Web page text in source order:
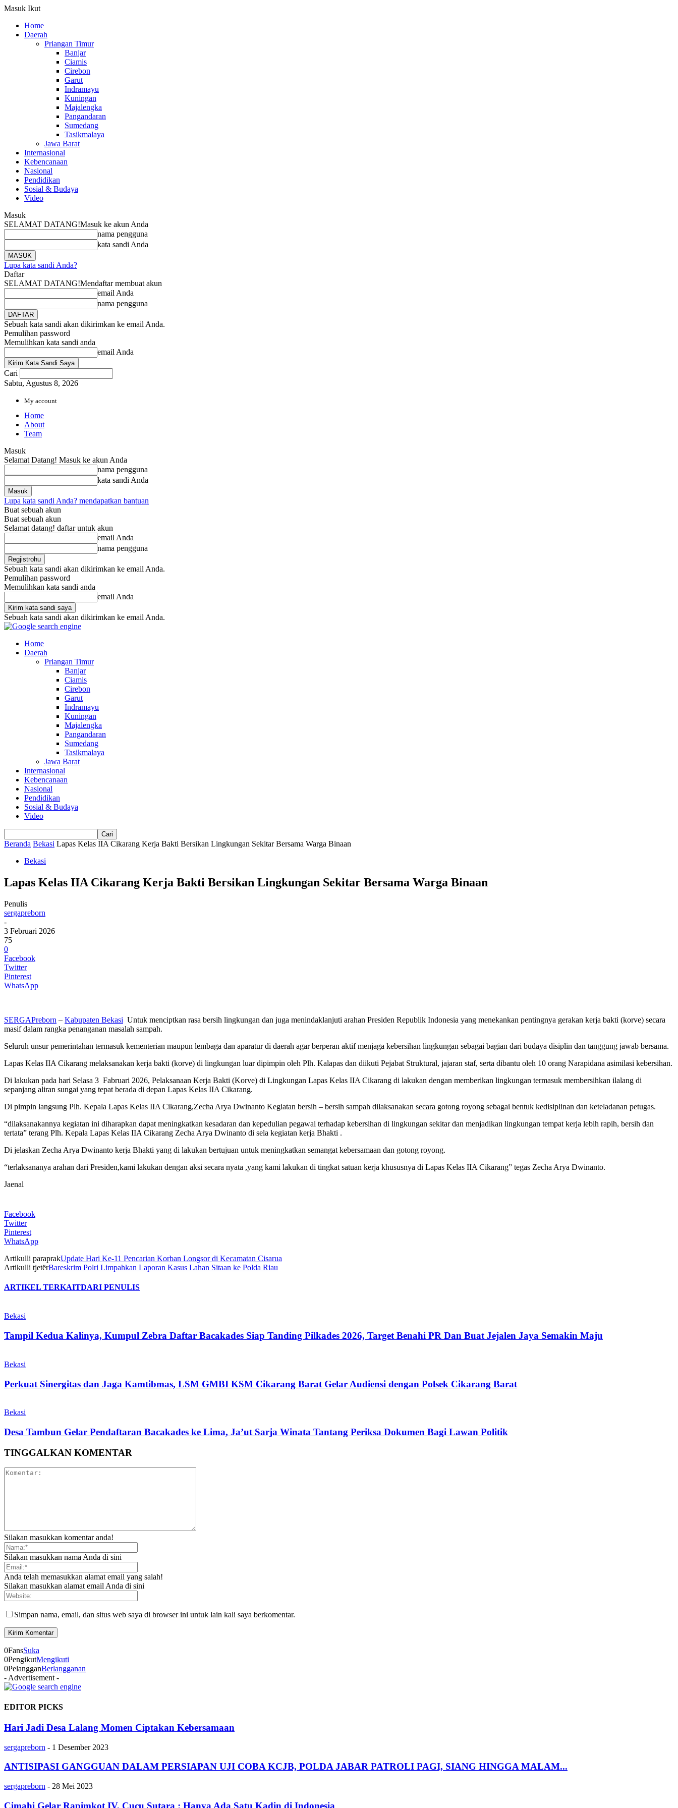
Masuk Ikut
Home
Daerah
Priangan Timur
Banjar
Ciamis
Cirebon
Garut
Indramayu
Kuningan
Majalengka
Pangandaran
Sumedang
Tasikmalaya
Jawa Barat
Internasional
Kebencanaan
Nasional
Pendidikan
Sosial & Budaya
Video
Masuk
SELAMAT DATANG!Masuk ke akun Anda
nama pengguna
kata sandi Anda
Lupa kata sandi Anda?
Daftar
SELAMAT DATANG!Mendaftar membuat akun
email Anda
nama pengguna
Sebuah kata sandi akan dikirimkan ke email Anda.
Pemulihan password
Memulihkan kata sandi anda
email Anda
Cari
Sabtu, Agustus 8, 2026
My account
Home
About
Team
Masuk
Selamat Datang! Masuk ke akun Anda
nama pengguna
kata sandi Anda
Lupa kata sandi Anda? mendapatkan bantuan
Buat sebuah akun
Buat sebuah akun
Selamat datang! daftar untuk akun
email Anda
nama pengguna
Sebuah kata sandi akan dikirimkan ke email Anda.
Pemulihan password
Memulihkan kata sandi anda
email Anda
Sebuah kata sandi akan dikirimkan ke email Anda.
Home
Daerah
Priangan Timur
Banjar
Ciamis
Cirebon
Garut
Indramayu
Kuningan
Majalengka
Pangandaran
Sumedang
Tasikmalaya
Jawa Barat
Internasional
Kebencanaan
Nasional
Pendidikan
Sosial & Budaya
Video
Beranda Bekasi Lapas Kelas IIA Cikarang Kerja Bakti Bersikan Lingkungan Sekitar Bersama Warga Binaan
Bekasi
Lapas Kelas IIA Cikarang Kerja Bakti Bersikan Lingkungan Sekitar Bersama Warga Binaan
Penulis
sergapreborn
-
3 Februari 2026
75
0
Facebook
Twitter
Pinterest
WhatsApp
SERGAPreborn – Kabupaten Bekasi Untuk menciptkan rasa bersih lingkungan dan juga menindaklanjuti arahan Presiden Republik Indonesia yang menekankan pentingnya gerakan kerja bakti (korve) secara
masif dalam rangka penanganan masalah sampah.
Seluruh unsur pemerintahan termasuk kementerian maupun lembaga dan aparatur di daerah agar berperan aktif menjaga kebersihan lingkungan sebagai bagian dari budaya disiplin dan tanggung jawab bersama.
Lapas Kelas IIA Cikarang melaksanakan kerja bakti (korve) di lingkungan luar dipimpin oleh Plh. Kalapas dan diikuti Pejabat Struktural, jajaran staf, serta dibantu oleh 10 orang Narapidana asimilasi kebersihan.
Di lakukan pada hari Selasa 3 Fabruari 2026, Pelaksanaan Kerja Bakti (Korve) di Lingkungan Lapas Kelas IIA Cikarang di lakukan dengan memberikan lingkungan termasuk membersihkan ilalang di
sepanjang aliran sungai yang tepat berada di depan Lapas Kelas IIA Cikarang.
Di pimpin langsung Plh. Kepala Lapas Kelas IIA Cikarang,Zecha Arya Dwinanto Kegiatan bersih – bersih sampah dilaksanakan secara gotong royong sebagai bentuk kedisiplinan dan keteladanan petugas.
“dilaksanakannya kegiatan ini diharapkan dapat meningkatkan kesadaran dan kepedulian pegawai terhadap kebersihan di lingkungan sekitar dan menjadikan lingkungan tempat kerja lebih rapih, bersih dan
tertata” terang Plh. Kepala Lapas Kelas IIA Cikarang Zecha Arya Dwinanto di sela kegiatan kerja Bhakti .
Di jelaskan Zecha Arya Dwinanto kerja Bhakti yang di lakukan bertujuan untuk meningkatkan semangat kebersamaan dan gotong royong.
“terlaksananya arahan dari Presiden,kami lakukan dengan aksi secara nyata ,yang kami lakukan di tingkat satuan kerja khususnya di Lapas Kelas IIA Cikarang” tegas Zecha Arya Dwinanto.
Jaenal
Facebook
Twitter
Pinterest
WhatsApp
Artikulli paraprakUpdate Hari Ke-11 Pencarian Korban Longsor di Kecamatan Cisarua
Artikulli tjetërBareskrim Polri Limpahkan Laporan Kasus Lahan Sitaan ke Polda Riau
ARTIKEL TERKAITDARI PENULIS
Bekasi
Tampil Kedua Kalinya, Kumpul Zebra Daftar Bacakades Siap Tanding Pilkades 2026, Target Benahi PR Dan Buat Jejalen Jaya Semakin Maju
Bekasi
Perkuat Sinergitas dan Jaga Kamtibmas, LSM GMBI KSM Cikarang Barat Gelar Audiensi dengan Polsek Cikarang Barat
Bekasi
Desa Tambun Gelar Pendaftaran Bacakades ke Lima, Ja’ut Sarja Winata Tantang Periksa Dokumen Bagi Lawan Politik
TINGGALKAN KOMENTAR
Silakan masukkan komentar anda!
Silakan masukkan nama Anda di sini
Anda telah memasukkan alamat email yang salah!
Silakan masukkan alamat email Anda di sini
Simpan nama, email, dan situs web saya di browser ini untuk lain kali saya berkomentar.
0FansSuka
0PengikutMengikuti
0PelangganBerlangganan
- Advertisement -
EDITOR PICKS
Hari Jadi Desa Lalang Momen Ciptakan Kebersamaan
sergapreborn - 1 Desember 2023
ANTISIPASI GANGGUAN DALAM PERSIAPAN UJI COBA KCJB, POLDA JABAR PATROLI PAGI, SIANG HINGGA MALAM...
sergapreborn - 28 Mei 2023
Cimahi Gelar Rapimkot IV, Cucu Sutara : Hanya Ada Satu Kadin di Indonesia